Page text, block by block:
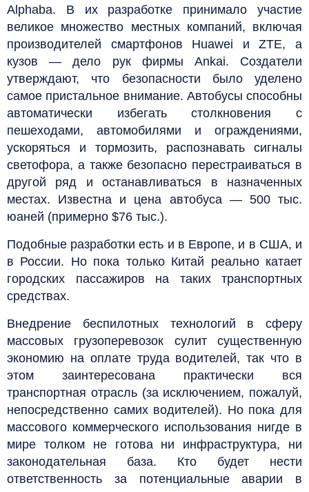
Alphaba. В их разработке принимало участие
великое множество местных компаний, включая
производителей смартфонов Huawei и ZTE, а
кузов — дело рук фирмы Ankai. Создатели
утверждают, что безопасности было уделено
самое пристальное внимание. Автобусы способны
автоматически избегать столкновения с
пешеходами, автомобилями и ограждениями,
ускоряться и тормозить, распознавать сигналы
светофора, а также безопасно перестраиваться в
другой ряд и останавливаться в назначенных
местах. Известна и цена автобуса — 500 тыс.
юаней (примерно $76 тыс.).
Подобные разработки есть и в Европе, и в США, и
в России. Но пока только Китай реально катает
городских пассажиров на таких транспортных
средствах.
Внедрение беспилотных технологий в сферу
массовых грузоперевозок сулит существенную
экономию на оплате труда водителей, так что в
этом заинтересована практически вся
транспортная отрасль (за исключением, пожалуй,
непосредственно самих водителей). Но пока для
массового коммерческого использования нигде в
мире толком не готова ни инфраструктура, ни
законодательная база. Кто будет нести
ответственность за потенциальные аварии в